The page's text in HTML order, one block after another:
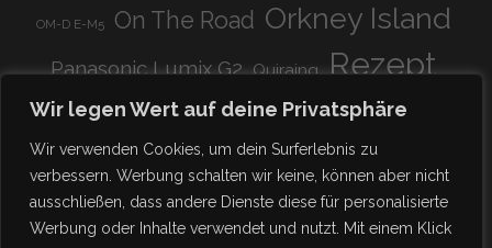
Wir legen Wert auf deine Privatsphäre
Wir verwenden Cookies, um dein Surferlebnis zu
verbessern. Werbung schalten wir keine, können aber nicht
ausschließen, dass andere Dienste diese für personalisierte
Werbung oder Inhalte verwendet und nutzt. Mit einem Klick
OM-D E-M5 On The Road Orkney Island
Panasonic Lumix G2 Quiraing Rezept
Rundreise schnell & einfach Scotland
Stadion super lecker Systemkamera
vegetarisch Viadukt weitnau woooohoooo!!!!
zu Hause ♥